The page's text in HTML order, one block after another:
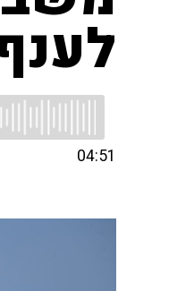
04:51